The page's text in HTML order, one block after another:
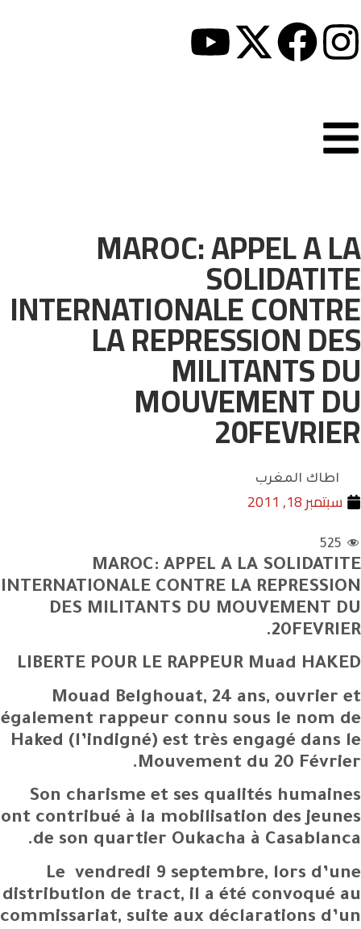
MAROC: APPEL A LA
SOLIDATITE
INTERNATIONALE CONTRE
LA REPRESSION DES
MILITANTS DU
MOUVEMENT DU
20FEVRIER
اطاك المغرب
سبتمبر 18, 2011
525
MAROC: APPEL A LA SOLIDATITE
INTERNATIONALE CONTRE LA REPRESSION
DES MILITANTS DU MOUVEMENT DU
20FEVRIER.
LIBERTE POUR LE RAPPEUR Muad HAKED
Mouad Belghouat, 24 ans, ouvrier et
également rappeur connu sous le nom de
Haked (l’indigné) est très engagé dans le
Mouvement du 20 Février.
Son charisme et ses qualités humaines
ont contribué à la mobilisation des jeunes
de son quartier Oukacha à Casablanca.
Le vendredi 9 septembre, lors d’une
distribution de tract, il a été convoqué au
commissariat, suite aux déclarations d’un